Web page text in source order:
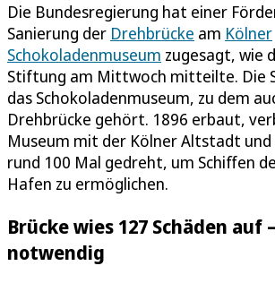
Die Bundesregierung hat einer
Sanierung der Drehbrücke am Kölner
Schokoladenmuseum zugesagt, wie
Stiftung am Mittwoch mitteilte. Die
das Schokoladenmuseum, zu dem
Drehbrücke gehört. 1896 erbaut,
Museum mit der Kölner Altstadt und
rund 100 Mal gedreht, um Schiffen
Hafen zu ermöglichen.
Brücke wies 127 Schäden auf
notwendig